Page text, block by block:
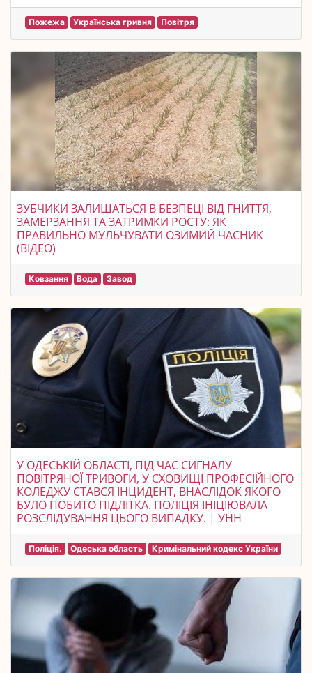
Пожежа Українська гривня Повітря
ЗУБЧИКИ ЗАЛИШАТЬСЯ В БЕЗПЕЦІ ВІД ГНИТТЯ,
ЗАМЕРЗАННЯ ТА ЗАТРИМКИ РОСТУ: ЯК
ПРАВИЛЬНО МУЛЬЧУВАТИ ОЗИМИЙ ЧАСНИК
(ВІДЕО)
Ковзання Вода Завод
У ОДЕСЬКІЙ ОБЛАСТІ, ПІД ЧАС СИГНАЛУ
ПОВІТРЯНОЇ ТРИВОГИ, У СХОВИЩІ ПРОФЕСІЙНОГО
КОЛЕДЖУ СТАВСЯ ІНЦИДЕНТ, ВНАСЛІДОК ЯКОГО
БУЛО ПОБИТО ПІДЛІТКА. ПОЛІЦІЯ ІНІЦІЮВАЛА
РОЗСЛІДУВАННЯ ЦЬОГО ВИПАДКУ. | УНН
Поліція. Одеська область Кримінальний кодекс України